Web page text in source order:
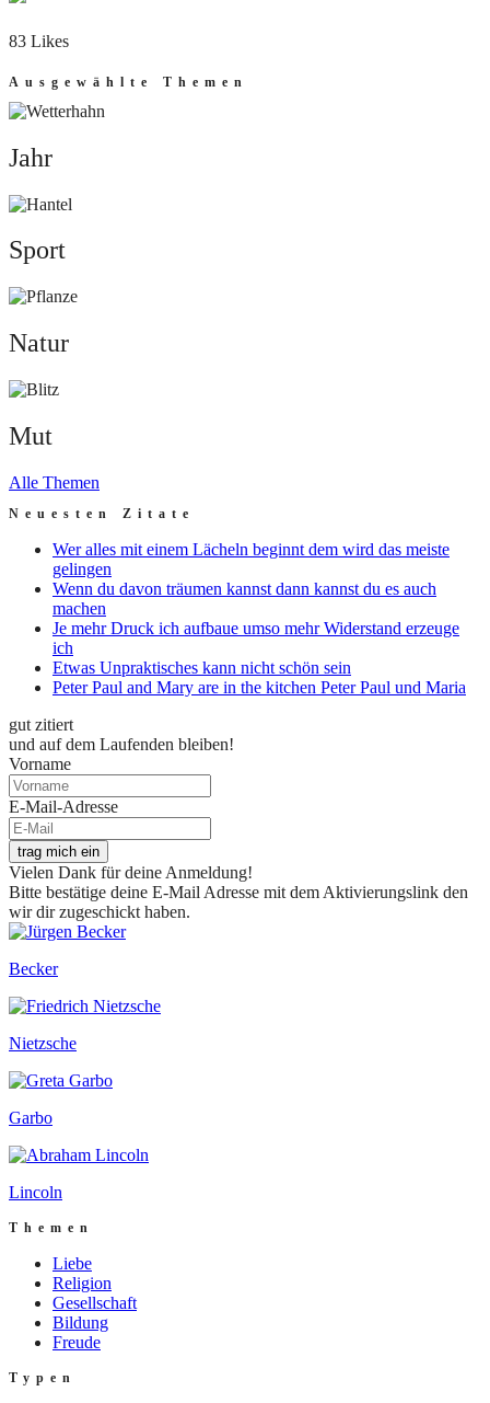
83 Likes
Ausgewählte Themen
Jahr
Jahr
Sport
Sport
Natur
Natur
Mut
Mut
Alle Themen
Neuesten Zitate
Wer alles mit einem Lächeln beginnt dem wird das meiste
gelingen
Wenn du davon träumen kannst dann kannst du es auch
machen
Je mehr Druck ich aufbaue umso mehr Widerstand erzeuge
ich
Etwas Unpraktisches kann nicht schön sein
Peter Paul and Mary are in the kitchen Peter Paul und Maria
gut zitiert
und auf dem Laufenden bleiben!
Vorname
E-Mail-Adresse
trag mich ein
Vielen Dank für deine Anmeldung!
Bitte bestätige deine E-Mail Adresse mit dem Aktivierungslink den
wir dir zugeschickt haben.
Becker
Nietzsche
Garbo
Lincoln
Themen
Liebe
Religion
Gesellschaft
Bildung
Freude
Typen